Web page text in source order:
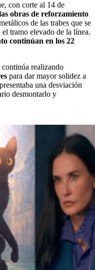
con corte al 14 de
obras de reforzamiento
de las trabes que se
tramo elevado de la línea.
continúan en los 22
realizando
para dar mayor solidez a
una desviación
desmontarlo y